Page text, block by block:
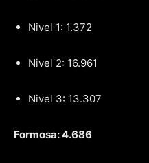
Nivel 1: 1.372
Nivel 2: 16.961
Nivel 3: 13.307
Formosa: 4.686